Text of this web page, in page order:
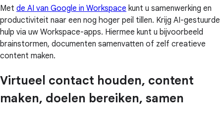
Met de AI van Google in Workspace kunt u samenwerking en
productiviteit naar een nog hoger peil tillen. Krijg AI-gestuurde
hulp via uw Workspace-apps. Hiermee kunt u bijvoorbeeld
brainstormen, documenten samenvatten of zelf creatieve
content maken.
Virtueel contact houden, content
maken, doelen bereiken, samen